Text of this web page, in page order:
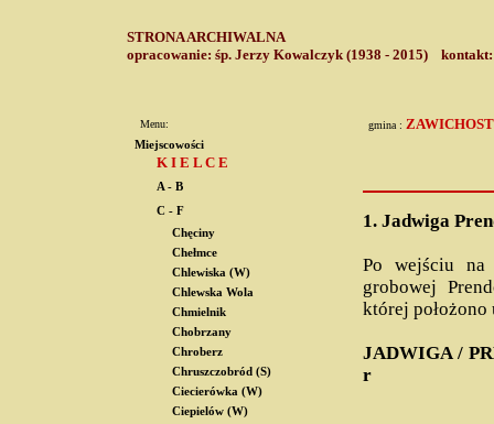
STRONA ARCHIWALNA
opracowanie: śp. Jerzy Kowalczyk (1938 - 2015)
Menu:
Miejscowości
K I E L C E
A - B
C - F
Chęciny
Chełmce
Chlewiska (W)
Chlewska Wola
Chmielnik
Chobrzany
Chroberz
Chruszczobród (S)
Ciecierówka (W)
Ciepielów (W)
gmina : ZAWICHOST
1. Jadwiga
Po wejściu na
grobowej
której położono
JADWIGA /
r